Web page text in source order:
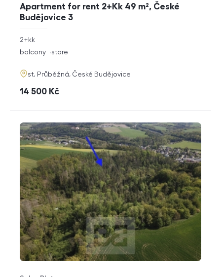
Apartment for rent 2+Kk 49 m², České
Budějovice 3
rozměry
disposition
2+kk
funkce
balcony store
adresa
st. Průběžná, České Budějovice
cena
14 500 Kč